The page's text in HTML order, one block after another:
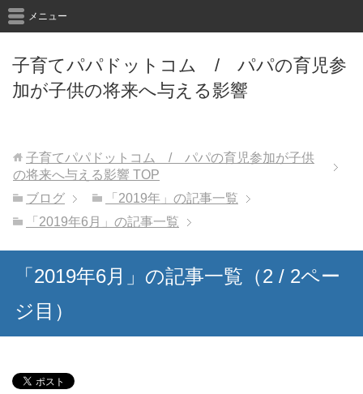
子育てパパドットコム / パパの育児参
加が子供の将来へ与える影響
メニュー
子育てパパドットコム / パパの育児参加が子供
の将来へ与える影響 TOP
ブログ
「2019年」の記事一覧
「2019年6月」の記事一覧
「2019年6月」の記事一覧（2 / 2ペー
ジ目）